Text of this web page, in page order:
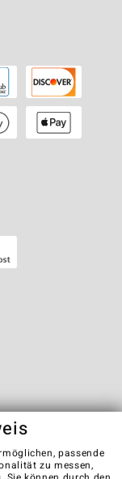
passende
zu messen,